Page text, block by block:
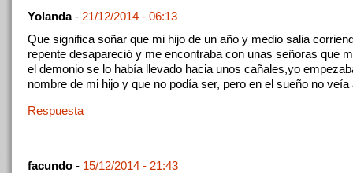
Yolanda- 21/12/2014 - 06:13
Que significa soñar que mi hijo de un año y medio salia
repente desapareció y me encontraba con unas señoras que
el demonio se lo había llevado hacia unos cañales,yo
nombre de mi hijo y que no podía ser, pero en el sueño no veía
Respuesta
facundo - 15/12/2014 - 21:43